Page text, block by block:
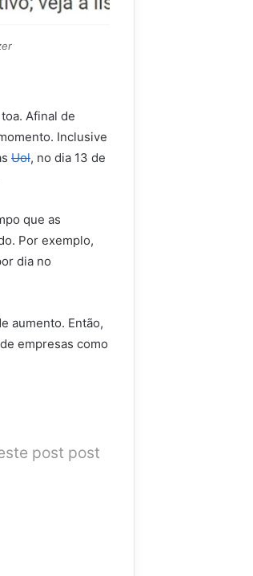
Afinal de
Inclusive
Uol, no dia 13 de
que as
Por exemplo,
dia no
aumento. Então,
empresas como
post post